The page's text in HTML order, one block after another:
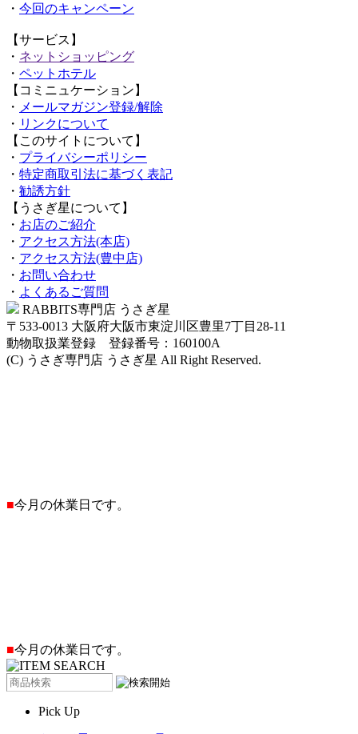
・ 今回のキャンペーン
【サービス】
・ ネットショッピング
・ ペットホテル
【コミニュケーション】
・ メールマガジン登録/解除
・ リンクについて
【このサイトについて】
・ プライバシーポリシー
・ 特定商取引法に基づく表記
・ 勧誘方針
【うさぎ星について】
・ お店のご紹介
・ アクセス方法(本店)
・ アクセス方法(豊中店)
・ お問い合わせ
・ よくあるご質問
RABBITS専門店 うさぎ星
〒533-0013 大阪府大阪市東淀川区豊里7丁目28-11
動物取扱業登録 登録番号：160100A
(C) うさぎ専門店 うさぎ星 All Right Reserved.
■今月の休業日です。
■今月の休業日です。
Pick Up